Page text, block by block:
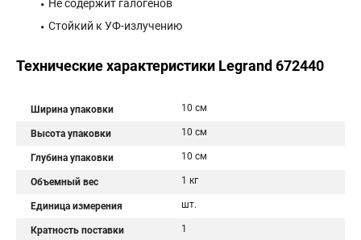
Не содержит галогенов
Стойкий к УФ-излучению
Технические характеристики Legrand 672440
Ширина упаковки 10 см
Высота упаковки 10 см
Глубина упаковки 10 см
Объемный вес 1 кг
Единица измерения шт.
Кратность поставки 1